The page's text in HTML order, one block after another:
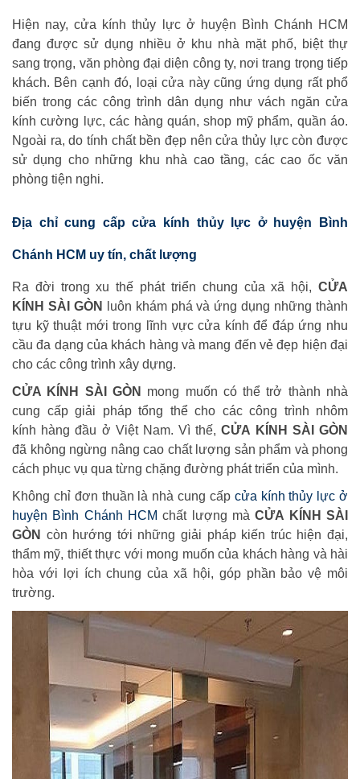
Hiện nay, cửa kính thủy lực ở huyện Bình Chánh HCM
đang được sử dụng nhiều ở khu nhà mặt phố, biệt thự
sang trọng, văn phòng đại diện công ty, nơi trang trọng tiếp
khách. Bên cạnh đó, loại cửa này cũng ứng dụng rất phổ
biến trong các công trình dân dụng như vách ngăn cửa
kính cường lực, các hàng quán, shop mỹ phẩm, quần áo.
Ngoài ra, do tính chất bền đẹp nên cửa thủy lực còn được
sử dụng cho những khu nhà cao tầng, các cao ốc văn
phòng tiện nghi.
Địa chỉ cung cấp cửa kính thủy lực ở huyện Bình
Chánh HCM uy tín, chất lượng
Ra đời trong xu thế phát triển chung của xã hội, CỬA
KÍNH SÀI GÒN
luôn khám phá và ứng dụng những thành
tựu kỹ thuật mới trong lĩnh vực cửa kính để đáp ứng nhu
cầu đa dạng của khách hàng và mang đến vẻ đẹp hiện đại
cho các công trình xây dựng.
CỬA KÍNH SÀI GÒN
mong muốn có thể trở thành nhà
cung cấp giải pháp tổng thể cho các công trình nhôm
kính hàng đầu ở Việt Nam. Vì thế,CỬA KÍNH SÀI GÒN
đã không ngừng nâng cao chất lượng sản phẩm và phong
cách phục vụ qua từng chặng đường phát triển của mình.
Không chỉ đơn thuần là nhà cung cấp cửa kính thủy lực ở
huyện Bình Chánh HCM chất lượng màCỬA KÍNH SÀI
GÒN còn hướng tới những giải pháp kiến trúc hiện đại,
thẩm mỹ, thiết thực với mong muốn của khách hàng và hài
hòa với lợi ích chung của xã hội, góp phần bảo vệ môi
trường.